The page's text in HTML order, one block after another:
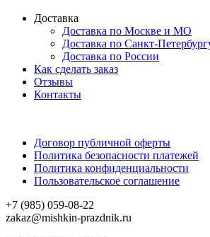
Доставка
Доставка по Москве и МО
Доставка по Санкт-
Доставка по России
Как сделать заказ
Отзывы
Контакты
Договор публичной оферты
Политика безопасности платежей
Политика конфиденциальности
Пользовательское соглашение
+7 (985) 059-08-22
zakaz@mishkin-prazdnik.ru